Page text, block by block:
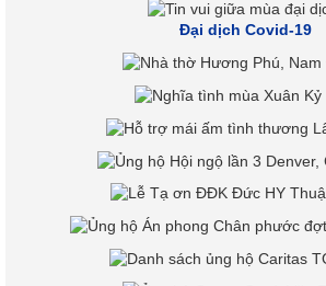
Đại dịch Covid-19